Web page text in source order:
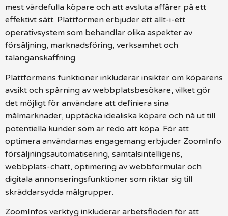
mest värdefulla köpare och att avsluta affärer på ett
effektivt sätt. Plattformen erbjuder ett allt-i-ett
operativsystem som behandlar olika aspekter av
försäljning, marknadsföring, verksamhet och
talanganskaffning.
Plattformens funktioner inkluderar insikter om köparens
avsikt och spårning av webbplatsbesökare, vilket gör
det möjligt för användare att definiera sina
målmarknader, upptäcka idealiska köpare och nå ut till
potentiella kunder som är redo att köpa. För att
optimera användarnas engagemang erbjuder ZoomInfo
försäljningsautomatisering, samtalsintelligens,
webbplats-chatt, optimering av webbformulär och
digitala annonseringsfunktioner som riktar sig till
skräddarsydda målgrupper.
ZoomInfos verktyg inkluderar arbetsflöden för att